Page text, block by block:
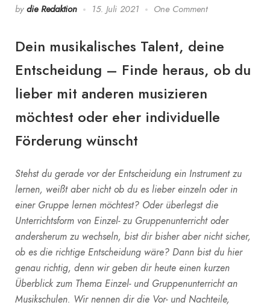
by die Redaktion 15. Juli 2021 One Comment
Dein musikalisches Talent, deine
Entscheidung – Finde heraus, ob du
lieber mit anderen musizieren
möchtest oder eher individuelle
Förderung wünscht
Stehst du gerade vor der Entscheidung ein Instrument zu
lernen, weißt aber nicht ob du es lieber einzeln oder in
einer Gruppe lernen möchtest? Oder überlegst die
Unterrichtsform von Einzel- zu Gruppenunterricht oder
andersherum zu wechseln, bist dir bisher aber nicht sicher,
ob es die richtige Entscheidung wäre? Dann bist du hier
genau richtig, denn wir geben dir heute einen kurzen
Überblick zum Thema Einzel- und Gruppenunterricht an
Musikschulen. Wir nennen dir die Vor- und Nachteile,